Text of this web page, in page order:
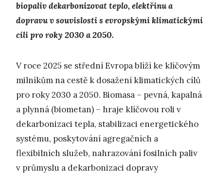
biopaliv dekarbonizovat teplo, elektřinu a
dopravu v souvislosti s evropskými klimatickými
cíli pro roky 2030 a 2050.
V roce 2025 se střední Evropa blíží ke klíčovým
milníkům na cestě k dosažení klimatických cílů
pro roky 2030 a 2050. Biomasa – pevná, kapalná
a plynná (biometan) – hraje klíčovou roli v
dekarbonizaci tepla, stabilizaci energetického
systému, poskytování agregačních a
flexibilních služeb, nahrazování fosilních paliv
v průmyslu a dekarbonizaci dopravy